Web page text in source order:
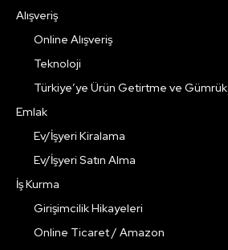
Alışveriş
Online Alışveriş
Teknoloji
Türkiye’ye Ürün Getirtme ve Gümrük
Emlak
Ev/İşyeri Kiralama
Ev/İşyeri Satın Alma
İş Kurma
Girişimcilik Hikayeleri
Online Ticaret / Amazon